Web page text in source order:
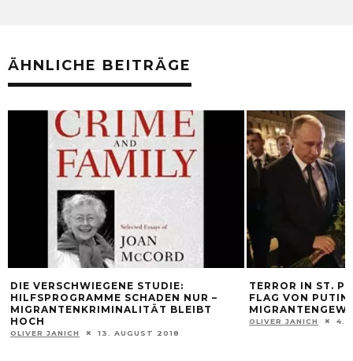
ÄHNLICHE BEITRÄGE
DIE VERSCHWIEGENE STUDIE:
HILFSPROGRAMME SCHADEN NUR –
MIGRANTENKRIMINALITÄT BLEIBT
HOCH
OLIVER JANICH 13. AUGUST 2018
TERROR IN ST.
FLAG VON
OLIVER JANICH 4.